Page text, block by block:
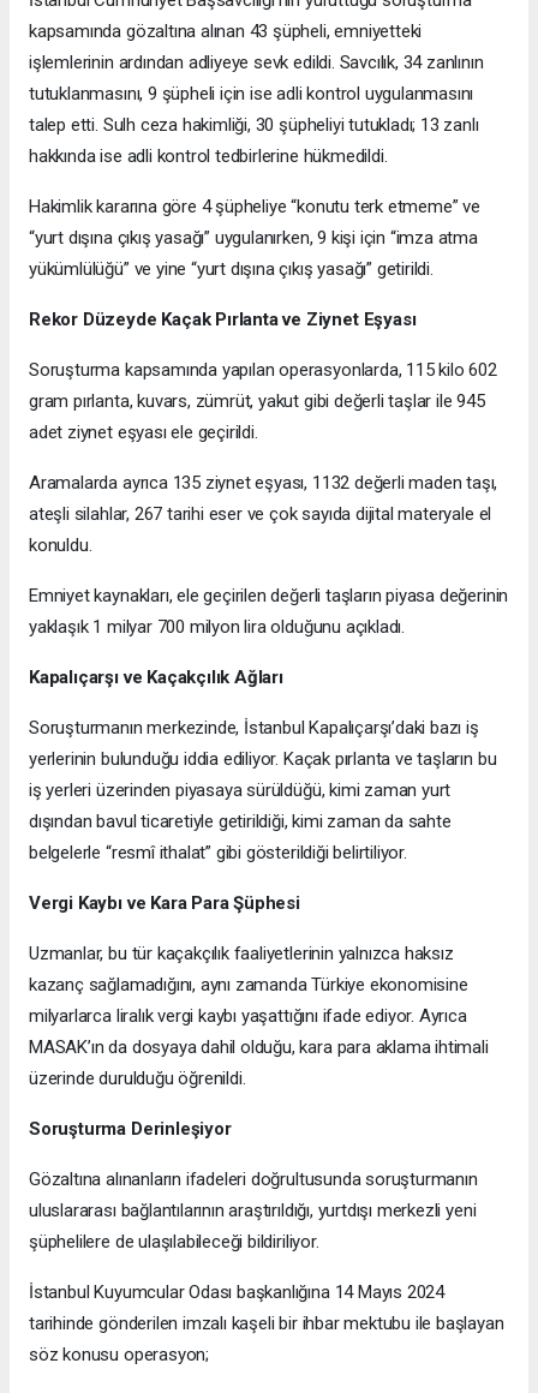
kapsamında gözaltına alınan 43 şüpheli, emniyetteki
işlemlerinin ardından adliyeye sevk edildi. Savcılık, 34 zanlının
tutuklanmasını, 9 şüpheli için ise adli kontrol uygulanmasını
talep etti. Sulh ceza hakimliği, 30 şüpheliyi tutukladı; 13 zanlı
hakkında ise adli kontrol tedbirlerine hükmedildi.
Hakimlik kararına göre 4 şüpheliye “konutu terk etmeme” ve
“yurt dışına çıkış yasağı” uygulanırken, 9 kişi için “imza atma
yükümlülüğü” ve yine “yurt dışına çıkış yasağı” getirildi.
Rekor Düzeyde Kaçak Pırlanta ve Ziynet Eşyası
Soruşturma kapsamında yapılan operasyonlarda, 115 kilo 602
gram pırlanta, kuvars, zümrüt, yakut gibi değerli taşlar ile 945
adet ziynet eşyası ele geçirildi.
Aramalarda ayrıca 135 ziynet eşyası, 1132 değerli maden taşı,
ateşli silahlar, 267 tarihi eser ve çok sayıda dijital materyale el
konuldu.
Emniyet kaynakları, ele geçirilen değerli taşların piyasa değerinin
yaklaşık 1 milyar 700 milyon lira olduğunu açıkladı.
Kapalıçarşı ve Kaçakçılık Ağları
Soruşturmanın merkezinde, İstanbul Kapalıçarşı’daki bazı iş
yerlerinin bulunduğu iddia ediliyor. Kaçak pırlanta ve taşların bu
iş yerleri üzerinden piyasaya sürüldüğü, kimi zaman yurt
dışından bavul ticaretiyle getirildiği, kimi zaman da sahte
belgelerle “resmî ithalat” gibi gösterildiği belirtiliyor.
Vergi Kaybı ve Kara Para Şüphesi
Uzmanlar, bu tür kaçakçılık faaliyetlerinin yalnızca haksız
kazanç sağlamadığını, aynı zamanda Türkiye ekonomisine
milyarlarca liralık vergi kaybı yaşattığını ifade ediyor. Ayrıca
MASAK’ın da dosyaya dahil olduğu, kara para aklama ihtimali
üzerinde durulduğu öğrenildi.
Soruşturma Derinleşiyor
Gözaltına alınanların ifadeleri doğrultusunda soruşturmanın
uluslararası bağlantılarının araştırıldığı, yurtdışı merkezli yeni
şüphelilere de ulaşılabileceği bildiriliyor.
İstanbul Kuyumcular Odası başkanlığına 14 Mayıs 2024
tarihinde gönderilen imzalı kaşeli bir ihbar mektubu ile başlayan
söz konusu operasyon;